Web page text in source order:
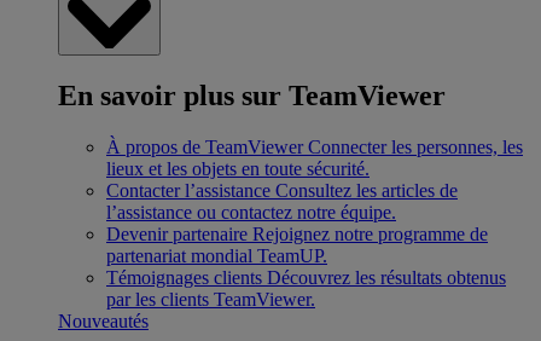
En savoir plus sur TeamViewer
À propos de TeamViewer Connecter les personnes, les
lieux et les objets en toute sécurité.
Contacter l’assistance Consultez les articles de
l’assistance ou contactez notre équipe.
Devenir partenaire Rejoignez notre programme de
partenariat mondial TeamUP.
Témoignages clients Découvrez les résultats obtenus
par les clients TeamViewer.
Nouveautés